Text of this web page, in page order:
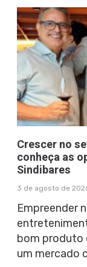
Crescer no
conheça as
Sindibares
3 de agosto de
Empreender
bom produto
um mercado